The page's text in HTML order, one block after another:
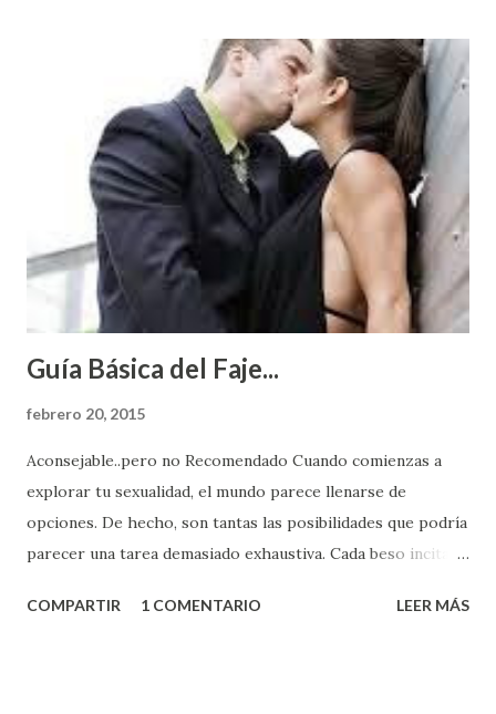
Guía Básica del Faje...
febrero 20, 2015
Aconsejable..pero no Recomendado Cuando comienzas a
explorar tu sexualidad, el mundo parece llenarse de
opciones. De hecho, son tantas las posibilidades que podría
parecer una tarea demasiado exhaustiva. Cada beso incita
partes de ti que jamás hubieras imaginado. El problema es
COMPARTIR 1 COMENTARIO LEER MÁS